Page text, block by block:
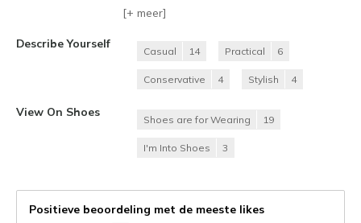
[+ meer]
Describe Yourself
Casual 14 Practical 6
Conservative 4 Stylish 4
View On Shoes
Shoes are for Wearing 19
I'm Into Shoes 3
Positieve beoordeling met de meeste likes